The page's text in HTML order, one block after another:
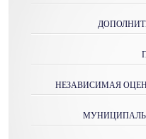
НЕЗАВИСИМАЯ